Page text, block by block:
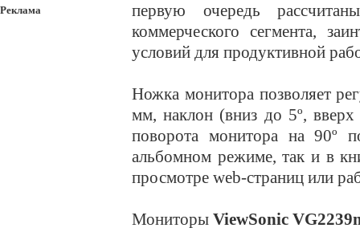
Реклама
первую очередь
коммерческого сегмента,
условий для продуктивной
Ножка монитора позволяет
мм, наклон (вниз до 5º,
поворота монитора на 90º
альбомном режиме, так и в
просмотре web-страниц или
МониторыViewSonic